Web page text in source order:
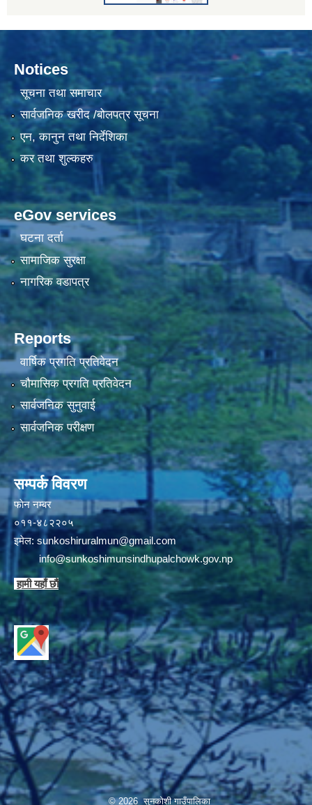
Notices
सूचना तथा समाचार
सार्वजनिक खरीद /बोलपत्र सूचना
एन, कानुन तथा निर्देशिका
कर तथा शुल्कहरु
eGov services
घटना दर्ता
सामाजिक सुरक्षा
नागरिक वडापत्र
Reports
वार्षिक प्रगति प्रतिवेदन
चौमासिक प्रगति प्रतिवेदन
सार्वजनिक सुनुवाई
सार्वजनिक परीक्षण
सम्पर्क विवरण
फाेन न‌‍‍‍‌‌म्बर
०११-४८२२०५
इमेल: sunkoshiruralmun@gmail.com
info@sunkoshimunsindhupalchowk.gov.np
हामी यहाँ छाै‌ं
© 2026 सुनकोशी गाउँपालिका